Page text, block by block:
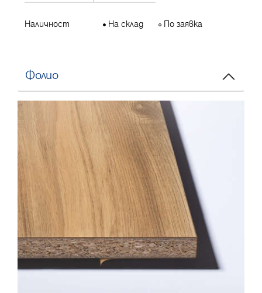
Наличност На склад По заявка
Фолио